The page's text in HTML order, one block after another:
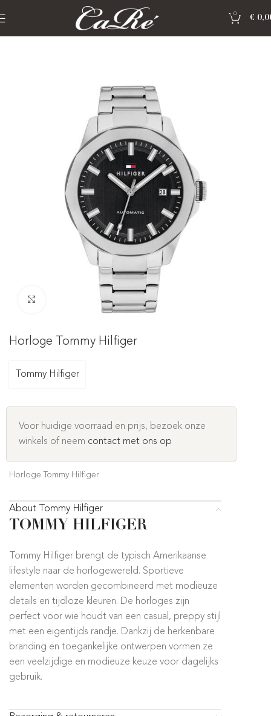
0
€
Horloge Tommy Hilfiger
Click to enlarge
Horloge Tommy Hilfiger
Tommy Hilfiger
Voor huidige voorraad en prijs, bezoek onze
winkels of neem contact met ons op
Horloge Tommy Hilfiger
About Tommy Hilfiger
TOMMY HILFIGER
Tommy Hilfiger brengt de typisch Amerikaanse
lifestyle naar de horlogewereld. Sportieve
elementen worden gecombineerd met modieuze
details en tijdloze kleuren. De horloges zijn
perfect voor wie houdt van een casual, preppy stijl
met een eigentijds randje. Dankzij de herkenbare
branding en toegankelijke ontwerpen vormen ze
een veelzijdige en modieuze keuze voor dagelijks
gebruik.